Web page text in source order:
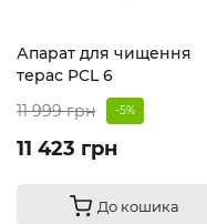
Апарат для чищення
терас PCL 6
11 999 грн
-5%
11 423 грн
До кошика